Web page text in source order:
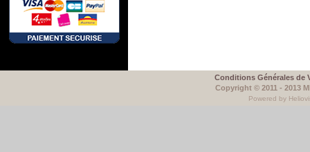
Conditions Générales de
Copyright © 2011 - 2013
Powered by